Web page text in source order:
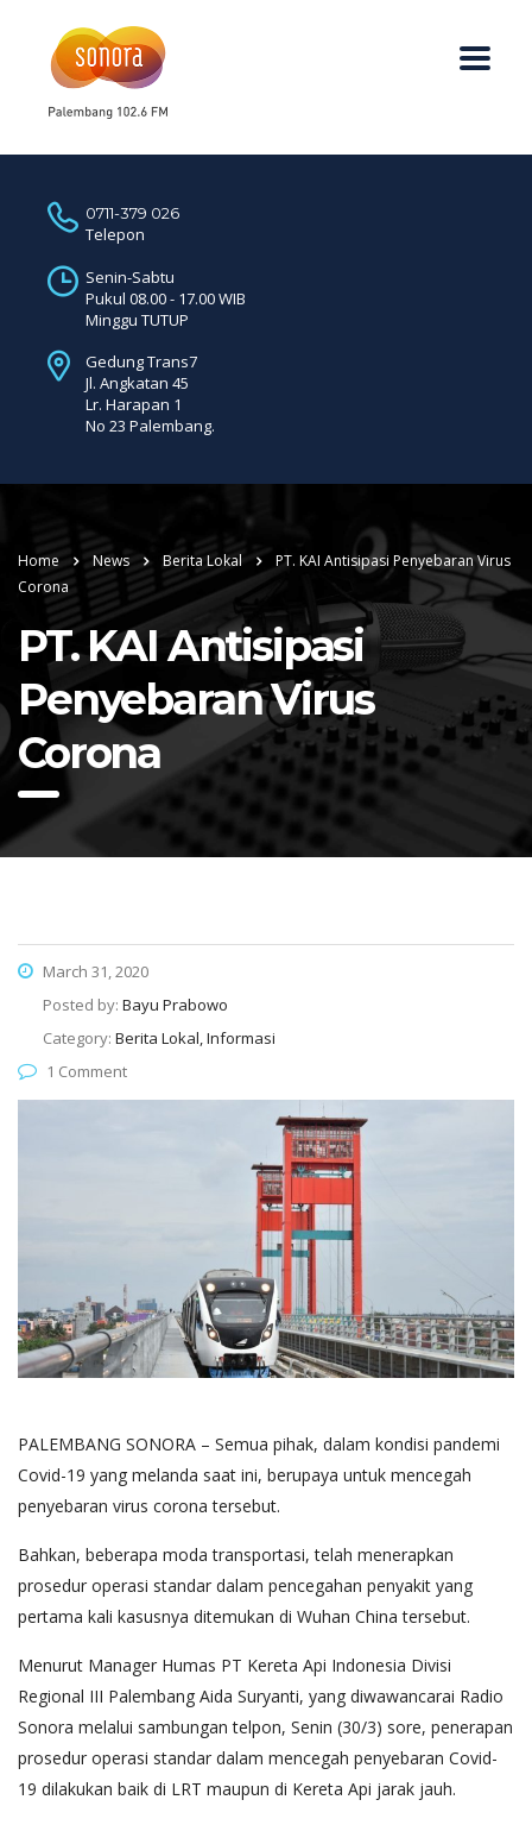
0711-379 026
Telepon
Senin-Sabtu
Pukul 08.00 - 17.00 WIB
Minggu TUTUP
Gedung Trans7
Jl. Angkatan 45
Lr. Harapan 1
No 23 Palembang.
Home News Berita Lokal
PT. KAI Antisipasi Penyebaran Virus
Corona
PT. KAI Antisipasi
Penyebaran Virus
Corona
March 31, 2020
Posted by: Bayu Prabowo
Category: Berita Lokal, Informasi
1 Comment
PALEMBANG SONORA – Semua pihak, dalam kondisi pandemi
Covid-19 yang melanda saat ini, berupaya untuk mencegah
penyebaran virus corona tersebut.
Bahkan, beberapa moda transportasi, telah menerapkan
prosedur operasi standar dalam pencegahan penyakit yang
pertama kali kasusnya ditemukan di Wuhan China tersebut.
Menurut Manager Humas PT Kereta Api Indonesia Divisi
Regional III Palembang Aida Suryanti, yang diwawancarai Radio
Sonora melalui sambungan telpon, Senin (30/3) sore, penerapan
prosedur operasi standar dalam mencegah penyebaran Covid-
19 dilakukan baik di LRT maupun di Kereta Api jarak jauh.